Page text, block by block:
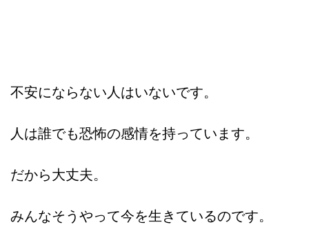
不安にならない人はいないです。
人は誰でも恐怖の感情を持っています。
だから大丈夫。
みんなそうやって今を生きているのです。